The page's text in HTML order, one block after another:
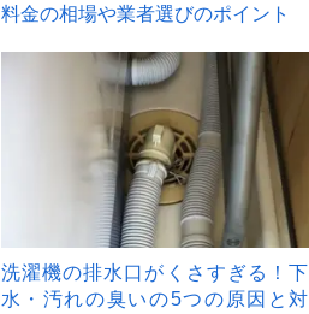
料金の相場や業者選びのポイント
洗濯機の排水口がくさすぎる！下
水・汚れの臭いの5つの原因と対